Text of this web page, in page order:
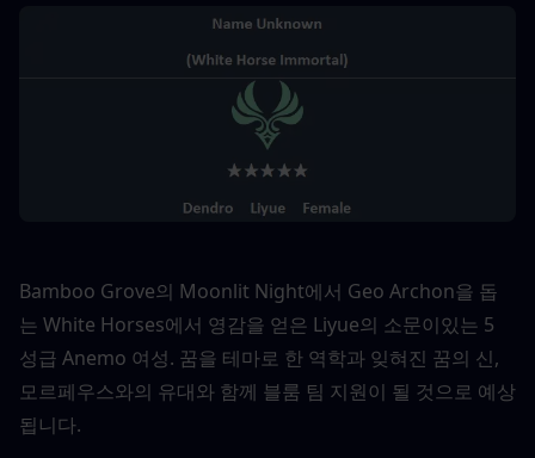
Bamboo Grove의 Moonlit Night에서 Geo Archon을 돕
는 White Horses에서 영감을 얻은 Liyue의 소문이있는 5
성급 Anemo 여성. 꿈을 테마로 한 역학과 잊혀진 꿈의 신,
모르페우스와의 유대와 함께 블룸 팀 지원이 될 것으로 예상
됩니다.